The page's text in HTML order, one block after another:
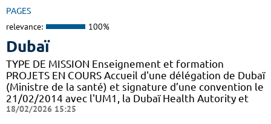
PAGES
relevance: 100%
Dubaï
TYPE DE MISSION Enseignement et formation
PROJETS EN COURS Accueil d'une délégation de Dubaï
(Ministre de la santé) et signature d’une convention le
21/02/2014 avec l'UM1, la Dubaï Health Autority et
18/02/2026 15:25